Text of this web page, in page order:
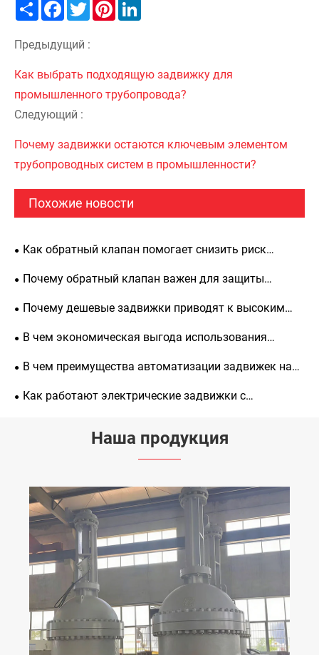
Share Facebook
TwitterPinterest
Предыдущий :
Как выбрать подходящую задвижку для
промышленного трубопровода?
Следующий :
Почему задвижки остаются ключевым элементом
трубопроводных систем в промышленности?
Похожие новости
Как обратный клапан помогает снизить риск
гидроудара?
Почему обратный клапан важен для защиты
трубопроводных систем?
Почему дешевые задвижки приводят к высоким
затратам в будущем?
В чем экономическая выгода использования
автоматических задвижек?
В чем преимущества автоматизации задвижек на
производстве?
Как работают электрические задвижки с
Наша продукция